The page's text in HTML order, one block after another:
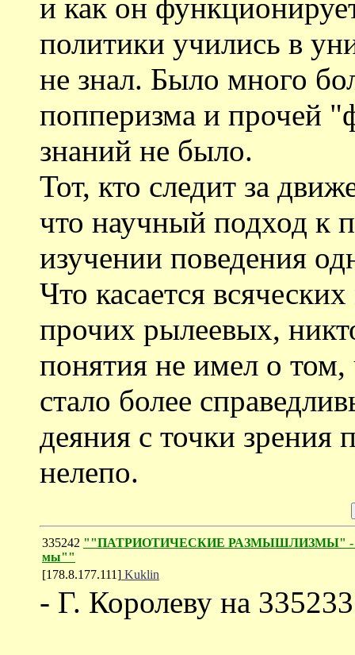
и как он
политики учились в
не знал. Было много
попперизма и прочей
знаний не было.
Тот, кто следит за
что научный подход к
изучении поведения
Что касается
прочих рылеевых,
понятия не имел о
стало более
деяния с точки зрения
нелепо.
335242 ""ПАТРИОТИЧЕСКИЕ РАЗМЫШЛИЗМЫ" -
мы""
[178.8.177.111] Kuklin
- Г. Королеву на 335233